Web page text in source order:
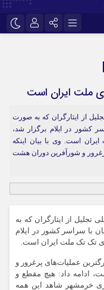
ملت ایران است
از ایثارگران که به صورت
کشور در ایلام برگزار شد،
است. وی با بیان اینکه
و شورآفرین دوران هشت
تجلیل از ایثارگران که به
با سراسر کشور در ایلام
تک تک ملت ایران است.
عملیات‌های پرغرور و
ادامه داد: هیچ مقطع و
خرمشهر شاهد این همه